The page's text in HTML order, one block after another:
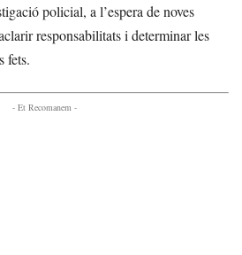
policial, a l’espera de noves
responsabilitats i determinar les
fets.
- Et Recomanem -